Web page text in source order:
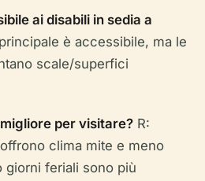
ai disabili in sedia a
è accessibile, ma le
scale/superfici
per visitare? R:
clima mite e meno
giorni feriali sono più